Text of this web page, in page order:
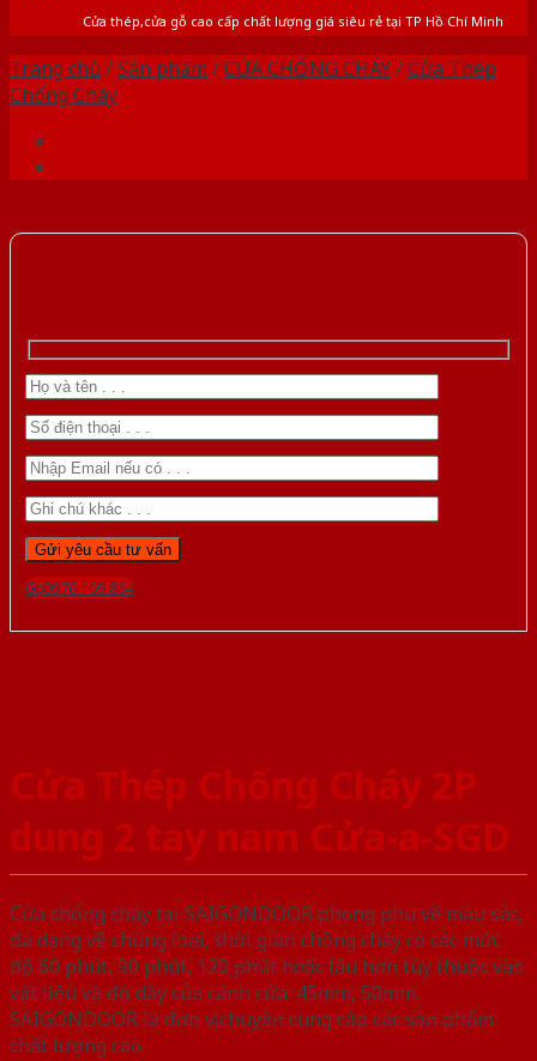
Cửa thép,cửa gỗ cao cấp chất lượng giá siêu rẻ tại TP Hồ Chí Minh
Trang chủ /Sản phẩm /CỬA CHỐNG CHÁY/Cửa Thép
Chống Cháy
Gọi 0976.169.864
Cửa Thép Chống Cháy 2P
dung 2 tay nam Cửa-a-SGD
Cửa chống cháy tại SAIGONDOOR phong phú về màu sắc,
đa dạng về chủng loại, thời gian chống cháy có các mức
độ 60 phút, 90 phút, 120 phút hoặc lâu hơn tùy thuộc vào
vật liệu và độ dày của cánh cửa: 45mm, 50mm.
SAIGONDOOR là đơn vị chuyên cung cấp các sản phẩm
chất lượng cao.